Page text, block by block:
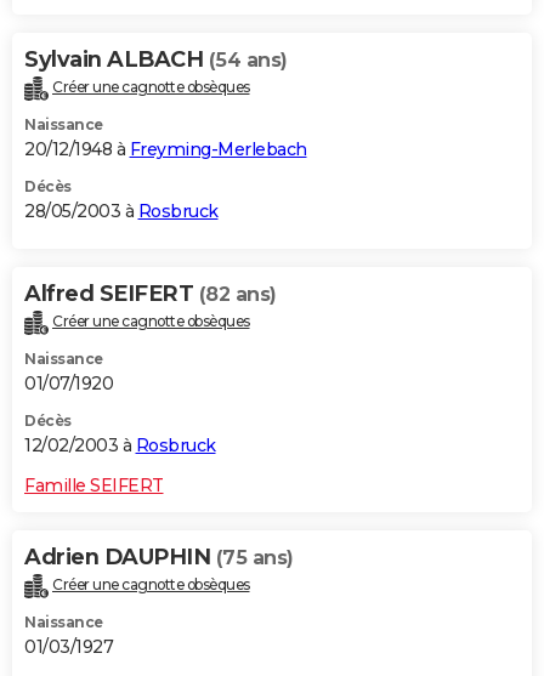
Sylvain ALBACH (54 ans)
Créer une cagnotte obsèques
Naissance
20/12/1948 à Freyming-Merlebach
Décès
28/05/2003 à Rosbruck
Alfred SEIFERT (82 ans)
Créer une cagnotte obsèques
Naissance
01/07/1920
Décès
12/02/2003 à Rosbruck
Famille SEIFERT
Adrien DAUPHIN (75 ans)
Créer une cagnotte obsèques
Naissance
01/03/1927